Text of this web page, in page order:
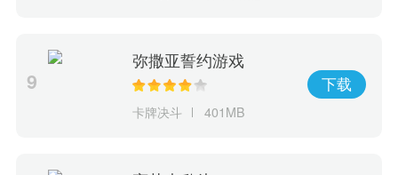
9
弥撒亚誓约游戏
卡牌决斗 401MB
下载